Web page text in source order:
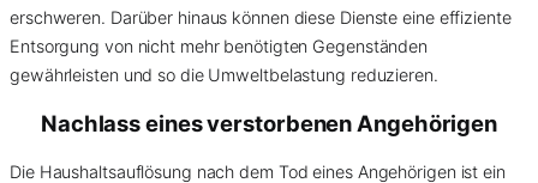
erschweren. Darüber hinaus können diese Dienste eine effiziente
Entsorgung von nicht mehr benötigten Gegenständen
gewährleisten und so die Umweltbelastung reduzieren.
Nachlass eines verstorbenen Angehörigen
Die Haushaltsauflösung nach dem Tod eines Angehörigen ist ein